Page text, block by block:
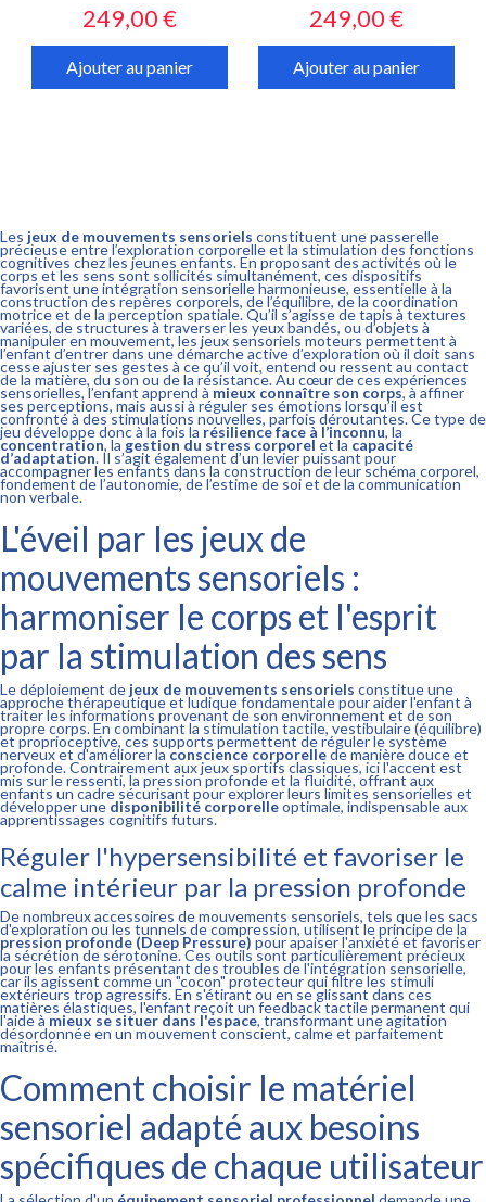
Prix
249,00 €
Ajouter au panier
Prix
249,00 €
Ajouter au panier
Les jeux de mouvements sensoriels constituent une passerelle
précieuse entre l’exploration corporelle et la stimulation des fonctions
cognitives chez les jeunes enfants. En proposant des activités où le
corps et les sens sont sollicités simultanément, ces dispositifs
favorisent une intégration sensorielle harmonieuse, essentielle à la
construction des repères corporels, de l’équilibre, de la coordination
motrice et de la perception spatiale. Qu’il s’agisse de tapis à textures
variées, de structures à traverser les yeux bandés, ou d’objets à
manipuler en mouvement, les jeux sensoriels moteurs permettent à
l’enfant d’entrer dans une démarche active d’exploration où il doit sans
cesse ajuster ses gestes à ce qu’il voit, entend ou ressent au contact
de la matière, du son ou de la résistance. Au cœur de ces expériences
sensorielles, l’enfant apprend à mieux connaître son corps, à affiner
ses perceptions, mais aussi à réguler ses émotions lorsqu’il est
confronté à des stimulations nouvelles, parfois déroutantes. Ce type de
jeu développe donc à la fois la résilience face à l’inconnu, la
concentration, la gestion du stress corporel et la capacité
d’adaptation. Il s’agit également d’un levier puissant pour
accompagner les enfants dans la construction de leur schéma corporel,
fondement de l’autonomie, de l’estime de soi et de la communication
non verbale.
L'éveil par les jeux de
mouvements sensoriels :
harmoniser le corps et l'esprit
par la stimulation des sens
Le déploiement de jeux de mouvements sensoriels constitue une
approche thérapeutique et ludique fondamentale pour aider l'enfant à
traiter les informations provenant de son environnement et de son
propre corps. En combinant la stimulation tactile, vestibulaire (équilibre)
et proprioceptive, ces supports permettent de réguler le système
nerveux et d'améliorer laconscience corporellede manière douce et
profonde. Contrairement aux jeux sportifs classiques, ici l'accent est
mis sur le ressenti, la pression profonde et la fluidité, offrant aux
enfants un cadre sécurisant pour explorer leurs limites sensorielles et
développer une disponibilité corporelleoptimale, indispensable aux
apprentissages cognitifs futurs.
Réguler l'hypersensibilité et favoriser le
calme intérieur par la pression profonde
De nombreux accessoires de mouvements sensoriels, tels que les sacs
d'exploration ou les tunnels de compression, utilisent le principe de la
pression profonde (Deep Pressure) pour apaiser l'anxiété et favoriser
la sécrétion de sérotonine. Ces outils sont particulièrement précieux
pour les enfants présentant des troubles de l'intégration sensorielle,
car ils agissent comme un "cocon" protecteur qui filtre les stimuli
extérieurs trop agressifs. En s'étirant ou en se glissant dans ces
matières élastiques, l'enfant reçoit un feedback tactile permanent qui
l'aide à mieux se situer dans l'espace, transformant une agitation
désordonnée en un mouvement conscient, calme et parfaitement
maîtrisé.
Comment choisir le matériel
sensoriel adapté aux besoins
spécifiques de chaque utilisateur